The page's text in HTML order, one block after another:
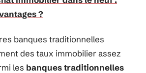
?
banques traditionnelles
des taux immobilier assez
les banques traditionnelles